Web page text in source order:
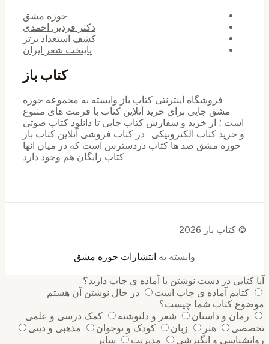
حوزه مشق
دکتر فردین احمدی
کشف استعداد برتر
پایتخت شعر ایران
کتاب باز
فروشگاه اینترنتی کتاب باز وابسته به مجموعه حوزه
مشق جایی برای خرید ‌آنلاین کتاب با فرمت های متنوع
است ؛ از خرید و سفارش کتاب چاپی تا دانلود کتاب صوتی
و خرید کتاب الکترونیکی . در کتاب فروشی آنلاین کتاب باز
حوزه مشق صد ها کتاب دردسترس است که در میان انها
کتاب رایگان هم وجود دارد
© کتاب باز 2026
وابسته بهانتشارات حوزه مشق
کتابی در دست نوشتن یا آماده ی چاپ دارید؟
کتابم آماده ی چاپ است
در حال نوشتن آن هستم
کتاب شما چیست؟
رمان و داستان
شعر و دلنوشته
کمک درسی و علمی
هنر زبان کودک و نوجوان
مذهبی و دینی
و انگیزشی
مدیریت
سایر